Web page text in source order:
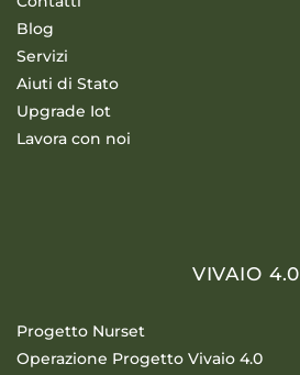
Blog
Servizi
Aiuti di Stato
Upgrade Iot
Lavora con noi
VIVAIO 4.0
Progetto Nurset
Operazione Progetto Vivaio 4.0